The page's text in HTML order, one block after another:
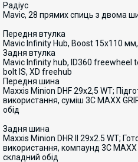
Радіус
Mavic, 28 прямих спиць з двома
Передня втулка
Mavic Infinity Hub, Boost 15x110 мм,
Задня втулка
Mavic Infinity hub, ID360 freewheel
bolt IS, XD freehub
Передня шина
Maxxis Minion DHF 29x2,5 WT;
використання, суміш 3C MAXX
обід
Задня шина
Maxxis Minion DHR II 29x2.5 WT;
використання, компаунд 3C MAXX
складний обід